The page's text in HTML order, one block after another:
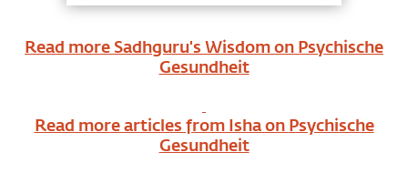
Read more Sadhguru's Wisdom on Psychische
Gesundheit
Read more articles from Isha on Psychische
Gesundheit